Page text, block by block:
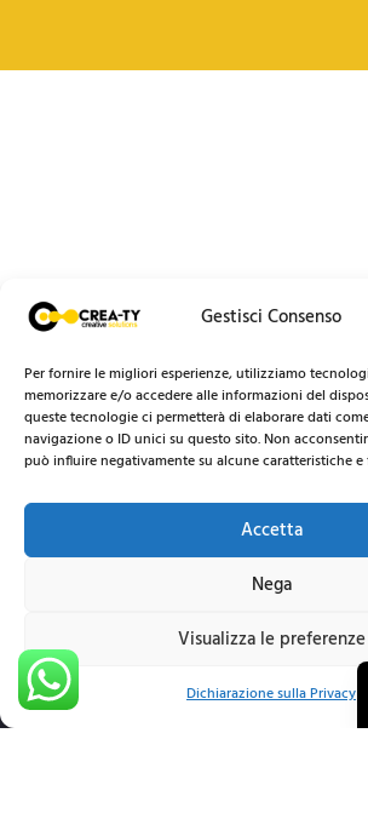
Gestisci Consenso
Per fornire le migliori esperienze, utilizziamo
memorizzare e/o accedere alle informazioni del
queste tecnologie ci permetterà di elaborare dati
navigazione o ID unici su questo sito. Non
può influire negativamente su alcune caratteristiche
Accetta
Nega
Visualizza le preferenze
Dichiarazione sulla Privacy